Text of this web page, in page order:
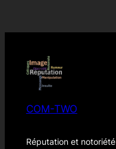
COM-TWO
Réputation et notoriété